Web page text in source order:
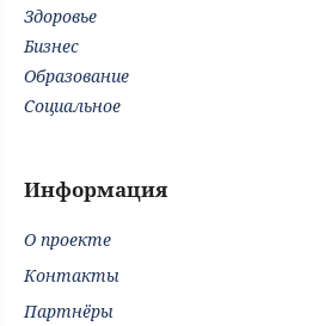
Здоровье
Бизнес
Образование
Социальное
Информация
О проекте
Контакты
Партнёры